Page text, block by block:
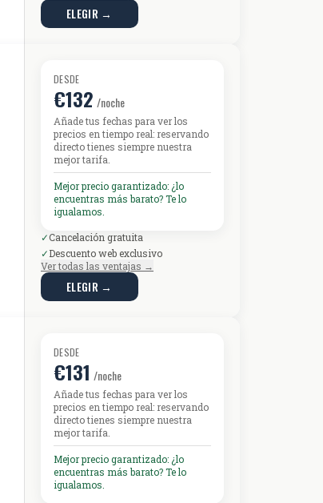
ELEGIR →
DESDE
€132 /noche
Añade tus fechas para ver los
precios en tiempo real: reservando
directo tienes siempre nuestra
mejor tarifa.
Mejor precio garantizado: ¿lo
encuentras más barato? Te lo
igualamos.
✓Cancelación gratuita
✓Descuento web exclusivo
Ver todas las ventajas →
ELEGIR →
DESDE
€131 /noche
Añade tus fechas para ver los
precios en tiempo real: reservando
directo tienes siempre nuestra
mejor tarifa.
Mejor precio garantizado: ¿lo
encuentras más barato? Te lo
igualamos.